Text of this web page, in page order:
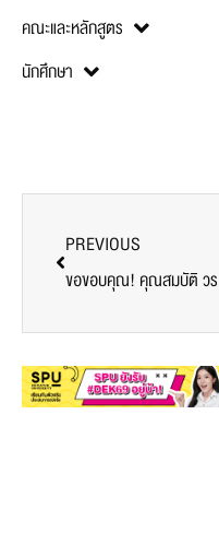
คณะและหลักสูตร
นักศึกษา
PREVIOUS